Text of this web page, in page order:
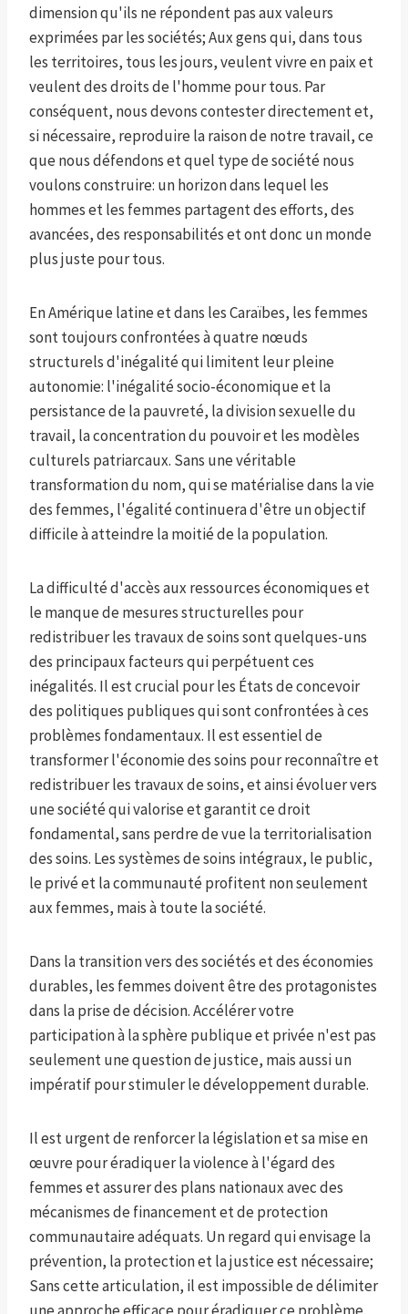
dimension qu'ils ne répondent pas aux valeurs
exprimées par les sociétés; Aux gens qui, dans tous
les territoires, tous les jours, veulent vivre en paix et
veulent des droits de l'homme pour tous. Par
conséquent, nous devons contester directement et,
si nécessaire, reproduire la raison de notre travail, ce
que nous défendons et quel type de société nous
voulons construire: un horizon dans lequel les
hommes et les femmes partagent des efforts, des
avancées, des responsabilités et ont donc un monde
plus juste pour tous.
En Amérique latine et dans les Caraïbes, les femmes
sont toujours confrontées à quatre nœuds
structurels d'inégalité qui limitent leur pleine
autonomie: l'inégalité socio-économique et la
persistance de la pauvreté, la division sexuelle du
travail, la concentration du pouvoir et les modèles
culturels patriarcaux. Sans une véritable
transformation du nom, qui se matérialise dans la vie
des femmes, l'égalité continuera d'être un objectif
difficile à atteindre la moitié de la population.
La difficulté d'accès aux ressources économiques et
le manque de mesures structurelles pour
redistribuer les travaux de soins sont quelques-uns
des principaux facteurs qui perpétuent ces
inégalités. Il est crucial pour les États de concevoir
des politiques publiques qui sont confrontées à ces
problèmes fondamentaux. Il est essentiel de
transformer l'économie des soins pour reconnaître et
redistribuer les travaux de soins, et ainsi évoluer vers
une société qui valorise et garantit ce droit
fondamental, sans perdre de vue la territorialisation
des soins. Les systèmes de soins intégraux, le public,
le privé et la communauté profitent non seulement
aux femmes, mais à toute la société.
Dans la transition vers des sociétés et des économies
durables, les femmes doivent être des protagonistes
dans la prise de décision. Accélérer votre
participation à la sphère publique et privée n'est pas
seulement une question de justice, mais aussi un
impératif pour stimuler le développement durable.
Il est urgent de renforcer la législation et sa mise en
œuvre pour éradiquer la violence à l'égard des
femmes et assurer des plans nationaux avec des
mécanismes de financement et de protection
communautaire adéquats. Un regard qui envisage la
prévention, la protection et la justice est nécessaire;
Sans cette articulation, il est impossible de délimiter